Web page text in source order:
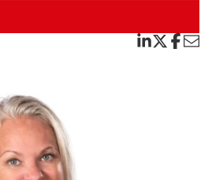
villa indeholder følgende:
flotte hvide elementer og lækker
Dejligt stort soveværelse med
lyse klinker, bruseniche og gulvvarme.
vaskemaskine og tørretumbler.
med bryggers.